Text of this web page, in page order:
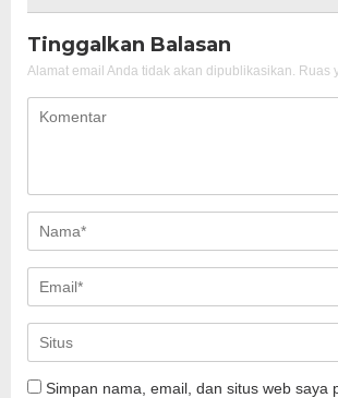
Tinggalkan Balasan
Alamat email Anda tidak akan dipublikasikan. Ruas
Simpan nama, email, dan situs web saya